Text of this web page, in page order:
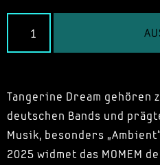
Tangerine Dream gehören
deutschen Bands und
Musik, besonders
2025 widmet das MOMEM